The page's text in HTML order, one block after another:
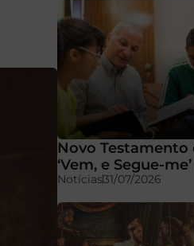
Novo Testamento
‘Vem, e Segue-
Notícias31/07/2026